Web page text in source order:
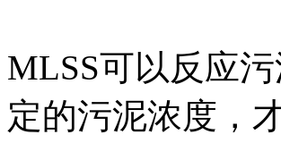
MLSS可以反应
定的污泥浓度，